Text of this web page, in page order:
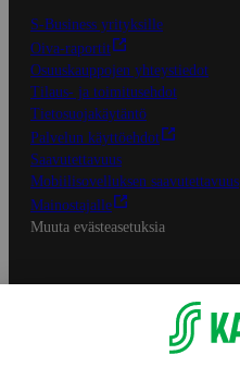
S-Business yrityksille
Oiva-raportit
Osuuskauppojen yhteystiedot
Tilaus- ja toimitusehdot
Tietosuojakäytäntö
Palvelun käyttöehdot
Saavutettavuus
Mobiilisovelluksen saavutettavuus
Mainostajalle
Muuta evästeasetuksia
S-ryhmän palvelut